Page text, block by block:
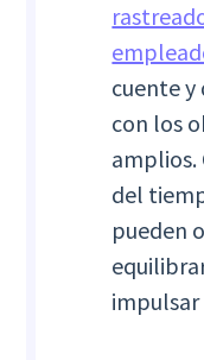
cuente y
con los
amplios.
del
pueden
impulsar